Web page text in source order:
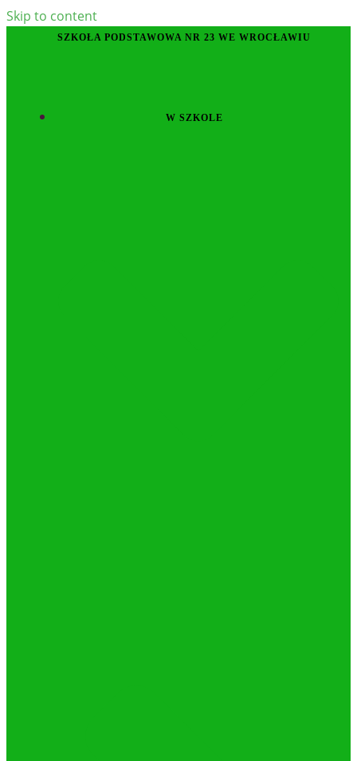
Skip to content
SZKOŁA PODSTAWOWA NR 23 WE WROCŁAWIU
W SZKOLE